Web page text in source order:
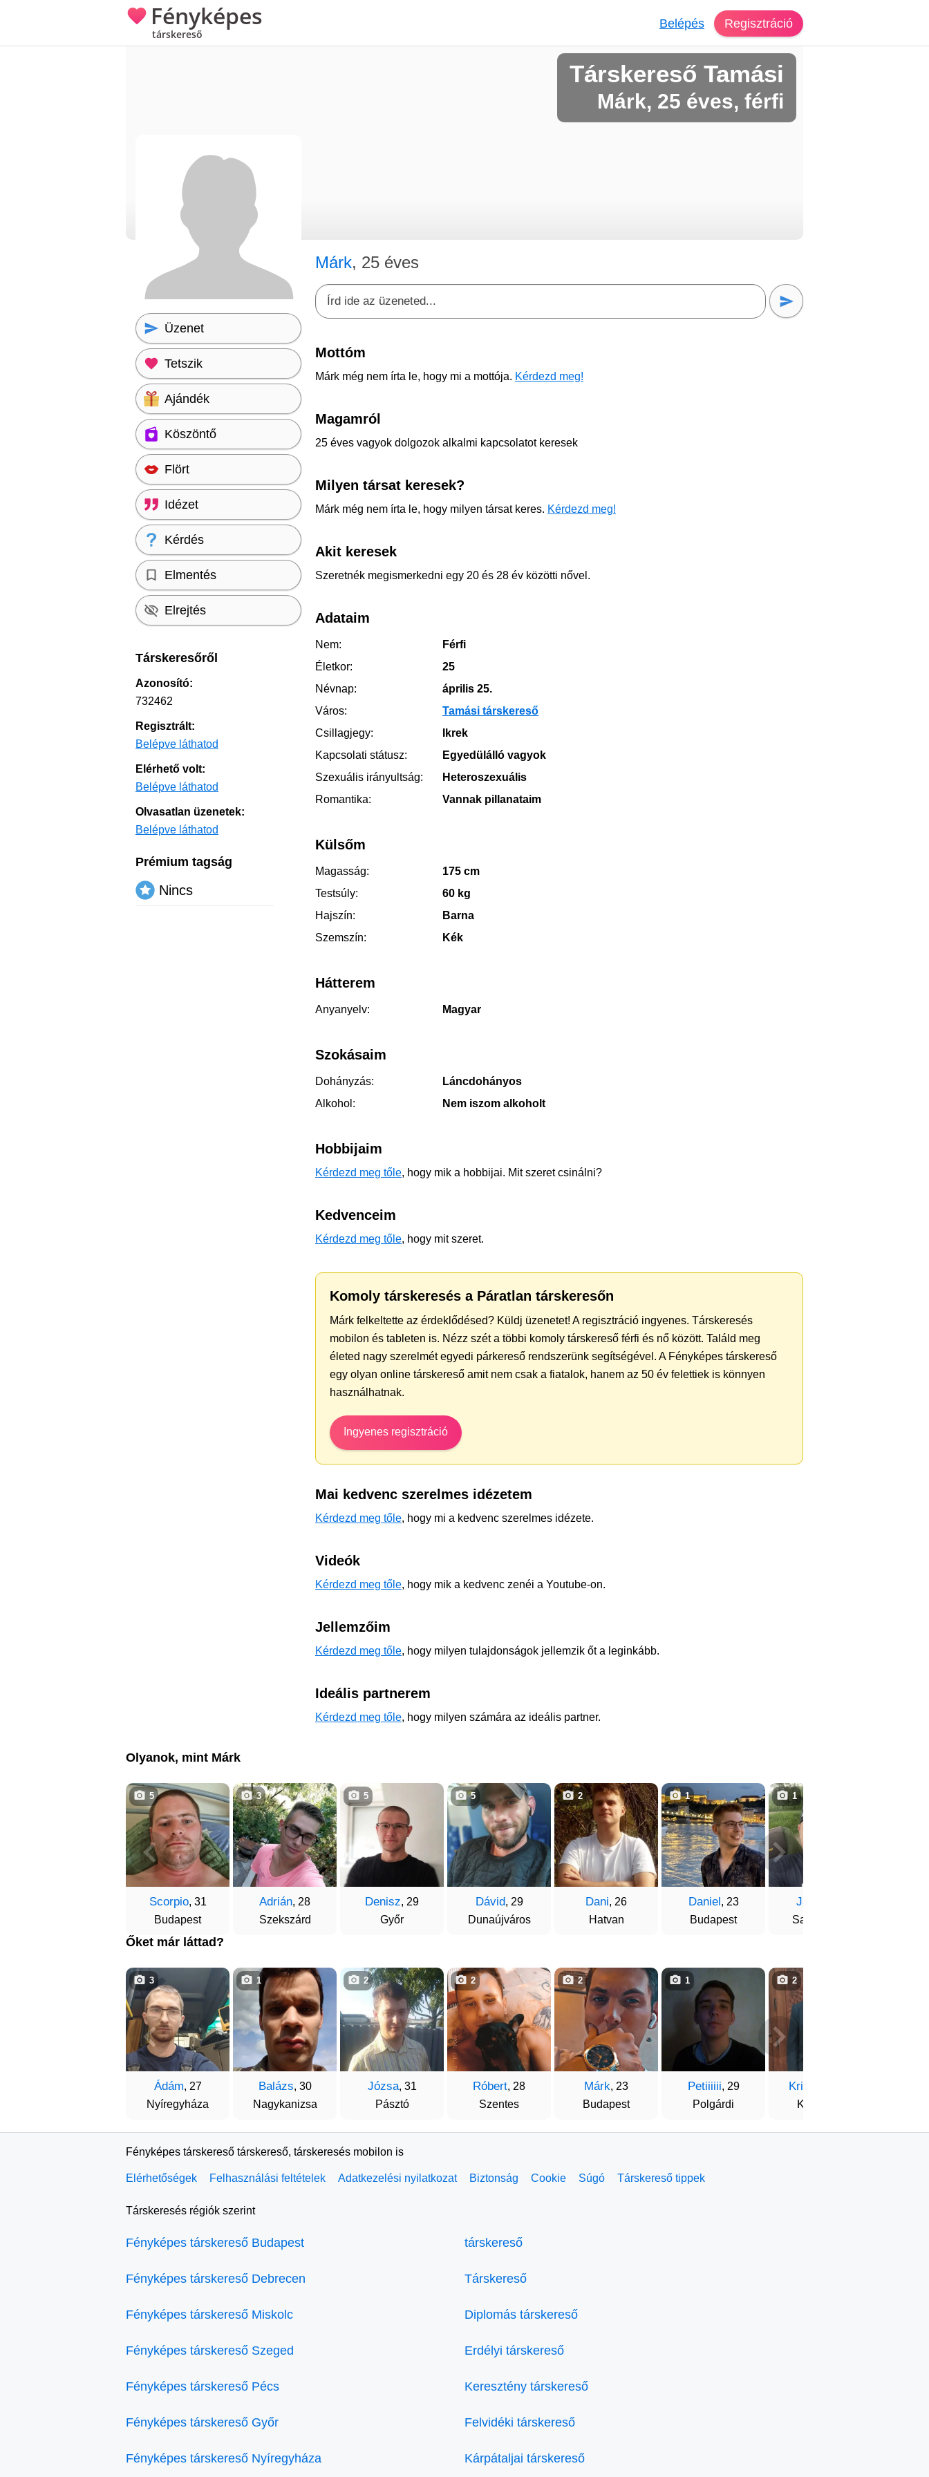
Fényképes
társkereső
Belépés Regisztráció
Társkereső Tamási
Márk, 25 éves, férfi
Márk, 25 éves
Mottóm
Márk még nem írta le, hogy mi a mottója. Kérdezd meg!
Magamról
25 éves vagyok dolgozok alkalmi kapcsolatot keresek
Milyen társat keresek?
Márk még nem írta le, hogy milyen társat keres. Kérdezd meg!
Akit keresek
Szeretnék megismerkedni egy 20 és 28 év közötti nővel.
Adataim
Nem:
Férfi
Életkor:
25
Névnap:
április 25.
Város:
Tamási társkereső
Csillagjegy:
Ikrek
Kapcsolati státusz:
Egyedülálló vagyok
Szexuális irányultság:
Heteroszexuális
Romantika:
Vannak pillanataim
Külsőm
Magasság:
175 cm
Testsúly:
60 kg
Hajszín:
Barna
Szemszín:
Kék
Hátterem
Anyanyelv: Magyar
Szokásaim
Dohányzás:
Láncdohányos
Alkohol:
Nem iszom alkoholt
Hobbijaim
Kérdezd meg tőle, hogy mik a hobbijai. Mit szeret csinálni?
Kedvenceim
Kérdezd meg tőle, hogy mit szeret.
Komoly társkeresés a Páratlan társkeresőn
Márk felkeltette az érdeklődésed? Küldj üzenetet! A regisztráció ingyenes. Társkeresés
mobilon és tableten is. Nézz szét a többi komoly társkereső férfi és nő között. Találd meg
életed nagy szerelmét egyedi párkereső rendszerünk segítségével. A Fényképes társkereső
egy olyan online társkereső amit nem csak a fiatalok, hanem az 50 év felettiek is könnyen
használhatnak.
Ingyenes regisztráció
Mai kedvenc szerelmes idézetem
Kérdezd meg tőle, hogy mi a kedvenc szerelmes idézete.
Videók
Kérdezd meg tőle, hogy mik a kedvenc zenéi a Youtube-on.
Jellemzőim
Kérdezd meg tőle, hogy milyen tulajdonságok jellemzik őt a leginkább.
Ideális partnerem
Kérdezd meg tőle, hogy milyen számára az ideális partner.
Üzenet
Tetszik
Ajándék
Köszöntő
Flört
Idézet
Kérdés
Elmentés
Elrejtés
Társkeresőről
Azonosító:
732462
Regisztrált:
Belépve láthatod
Elérhető volt:
Belépve láthatod
Olvasatlan üzenetek:
Belépve láthatod
Prémium tagság
Nincs
Olyanok, mint Márk
Scorpio, 31
Budapest
5
Adrián, 28
Szekszárd
3
Denisz, 29
Győr
5
Dávid, 29
Dunaújváros
5
Dani, 26
Hatvan
2
Daniel, 23
Budapest
1
János
Salgótarján
1
Őket már láttad?
Ádám, 27
Nyíregyháza
3
Balázs, 30
Nagykanizsa
1
Józsa, 31
Pásztó
2
Róbert, 28
Szentes
2
Márk, 23
Budapest
2
Petiiiiii, 29
Polgárdi
1
Krisztián
Kaposvár
2
Fényképes társkereső társkereső, társkeresés mobilon is
Elérhetőségek Felhasználási feltételek Adatkezelési nyilatkozat Biztonság Cookie Súgó Társkereső tippek
Társkeresés régiók szerint
Fényképes társkereső Budapest
Fényképes társkereső Debrecen
Fényképes társkereső Miskolc
Fényképes társkereső Szeged
Fényképes társkereső Pécs
Fényképes társkereső Győr
Fényképes társkereső Nyíregyháza
társkereső
Társkereső
Diplomás társkereső
Erdélyi társkereső
Keresztény társkereső
Felvidéki társkereső
Kárpátaljai társkereső